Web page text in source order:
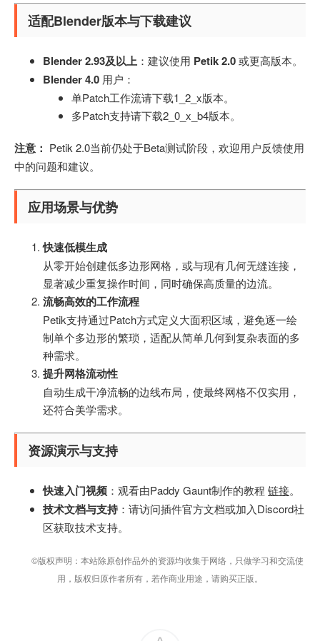
适配Blender版本与下载建议
Blender 2.93及以上 ：建议使用 Petik 2.0或更高版本。
Blender 4.0 用户：
单Patch工作流请下载1_2_x版本。
多Patch支持请下载2_0_x_b4版本。
注意： Petik 2.0当前仍处于Beta测试阶段，欢迎用户反馈使用
中的问题和建议。
应用场景与优势
快速低模生成
从零开始创建低多边形网格，或与现有几何无缝连接，
显著减少重复操作时间，同时确保高质量的边流。
流畅高效的工作流程
Petik支持通过Patch方式定义大面积区域，避免逐一绘
制单个多边形的繁琐，适配从简单几何到复杂表面的多
种需求。
提升网格流动性
自动生成干净流畅的边线布局，使最终网格不仅实用，
还符合美学需求。
资源演示与支持
快速入门视频 ：观看由Paddy Gaunt制作的教程 链接。
技术文档与支持：请访问插件官方文档或加入Discord社
区获取技术支持。
©版权声明：本站除原创作品外的资源均收集于网络，只做学习和交流使
用，版权归原作者所有，若作商业用途，请购买正版。